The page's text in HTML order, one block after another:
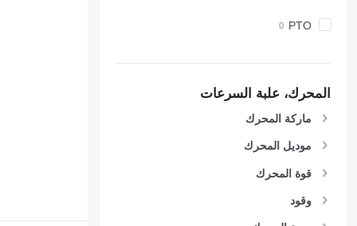
PTO
المحرك، علبة السرعات
ماركة المحرك
موديل المحرك
قوة المحرك
وقود